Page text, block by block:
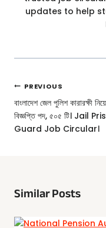
updates to help
Post
Navigation
PREVIOUS
বাংলাদেশ জেল পুলিশ কারারক্ষী
বিজ্ঞপ্তি পদ, ৫০৫ টি। Jail
Guard Job Circular।
Similar Posts